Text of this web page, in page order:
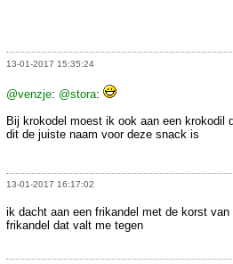
13-01-2017 15:35:24
@venzje: @stora:
Bij krokodel moest ik ook aan een krokodil
dit de juiste naam voor deze snack is
13-01-2017 16:17:02
ik dacht aan een frikandel met de korst
frikandel dat valt me tegen